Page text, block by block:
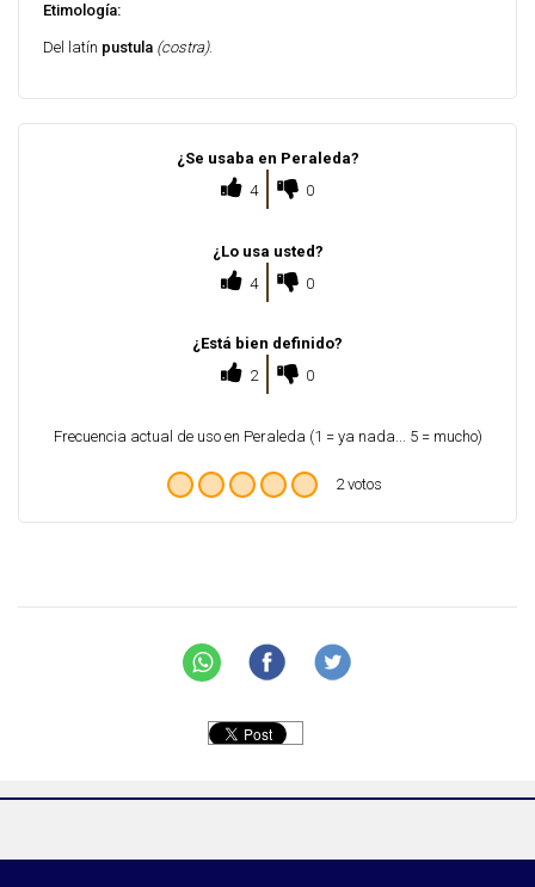
Etimología:
Del latín pustula (costra).
¿Se usaba en Peraleda?
4
0
¿Lo usa usted?
4
0
¿Está bien definido?
2
0
Frecuencia actual de uso en Peraleda (1 = ya nada... 5 = mucho)
2 votos